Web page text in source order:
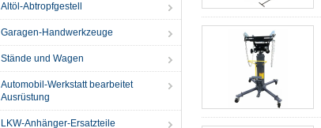
Altöl-Abtropfgestell
Garagen-Handwerkzeuge
Stände und Wagen
Automobil-Werkstatt bearbeitet
Ausrüstung
LKW-Anhänger-Ersatzteile